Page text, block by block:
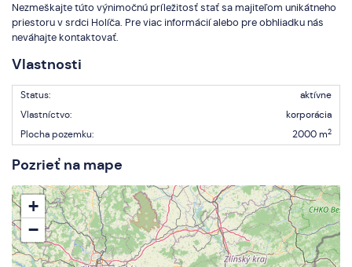
Nezmeškajte túto výnimočnú príležitosť stať sa majiteľom unikátneho
priestoru v srdci Holíča. Pre viac informácií alebo pre obhliadku nás
neváhajte kontaktovať.
Vlastnosti
Status:
aktívne
Vlastníctvo:
korporácia
Plocha pozemku:
2000 m2
Pozrieť na mape
+
−